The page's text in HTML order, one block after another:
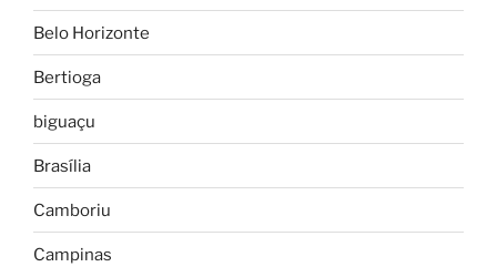
Belo Horizonte
Bertioga
biguaçu
Brasília
Camboriu
Campinas